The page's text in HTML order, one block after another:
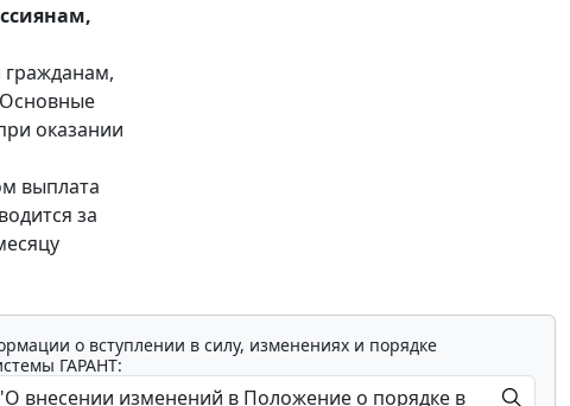
гражданам,
оказании
выплата
за
о вступлении в силу, изменениях и порядке
ГАРАНТ: